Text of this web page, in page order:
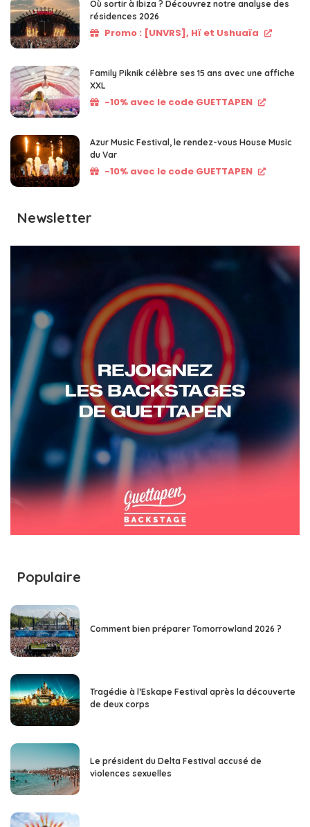
Où sortir à Ibiza ? Découvrez notre analyse des
résidences 2026
Promo : [UNVRS], Hï et Ushuaïa
Family Piknik célèbre ses 15 ans avec une affiche
XXL
-10% avec le code GUETTAPEN
Azur Music Festival, le rendez-vous House Music
du Var
-10% avec le code GUETTAPEN
Newsletter
Populaire
Comment bien préparer Tomorrowland 2026 ?
Tragédie à l’Eskape Festival après la découverte
de deux corps
Le président du Delta Festival accusé de
violences sexuelles